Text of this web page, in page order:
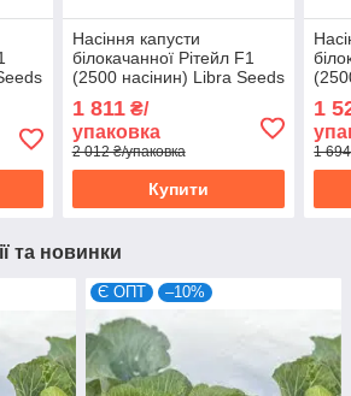
Насіння капусти
білокачанної Рітейл F1
(2500 насінин) Libra Seeds
1 811₴/
упаковка
2 012 ₴/упаковка
Купити
1
1
та новинки
Є ОПТ –10%